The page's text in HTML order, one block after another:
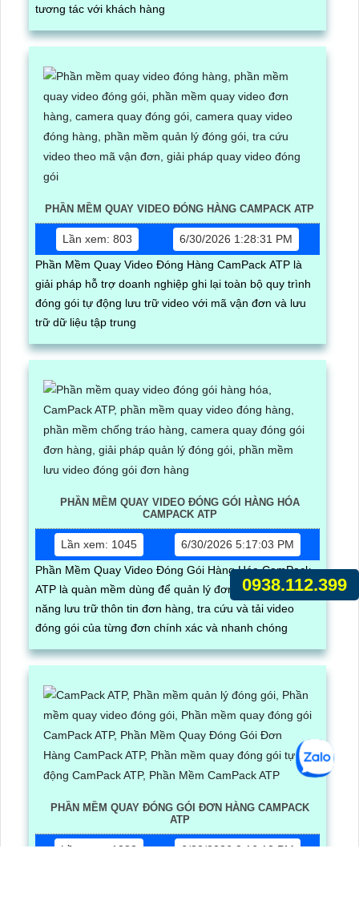
tương tác với khách hàng
PHẦN MỀM QUAY VIDEO ĐÓNG HÀNG CAMPACK ATP
Lần xem: 803
6/30/2026 1:28:31 PM
Phần Mềm Quay Video Đóng Hàng CamPack ATP là
giải pháp hỗ trợ doanh nghiệp ghi lại toàn bộ quy trình
đóng gói tự động lưu trữ video với mã vận đơn và lưu
trữ dữ liệu tập trung
PHẦN MỀM QUAY VIDEO ĐÓNG GÓI HÀNG HÓA
CAMPACK ATP
Lần xem: 1045
6/30/2026 5:17:03 PM
Phần Mềm Quay Video Đóng Gói Hàng Hóa CamPack
ATP là quàn mềm dùng để quản lý đơn hàng có chức
năng lưu trữ thôn tin đơn hàng, tra cứu và tải video
đóng gói của từng đơn chính xác và nhanh chóng
PHẦN MỀM QUAY ĐÓNG GÓI ĐƠN HÀNG CAMPACK
ATP
Lần xem: 1283
6/30/2026 3:16:12 PM
0938.112.399